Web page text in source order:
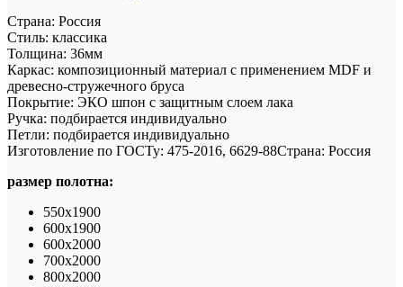
Страна: Россия
Стиль: классика
Толщина: 36мм
Каркас: композиционный материал с применением MDF и
древесно-стружечного бруса
Покрытие: ЭКО шпон с защитным слоем лака
Ручка: подбирается индивидуально
Петли: подбирается индивидуально
Изготовление по ГОСТу: 475-2016, 6629-88Страна: Россия
размер полотна:
550х1900
600х1900
600х2000
700х2000
800х2000